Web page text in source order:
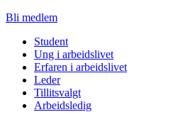
Bli medlem
Student
Ung i arbeidslivet
Erfaren i arbeidslivet
Leder
Tillitsvalgt
Arbeidsledig